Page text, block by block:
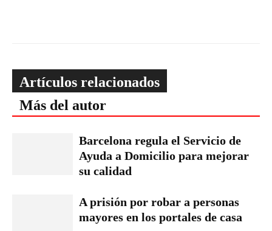
Artículos relacionados
Más del autor
Barcelona regula el Servicio de
Ayuda a Domicilio para mejorar
su calidad
A prisión por robar a personas
mayores en los portales de casa